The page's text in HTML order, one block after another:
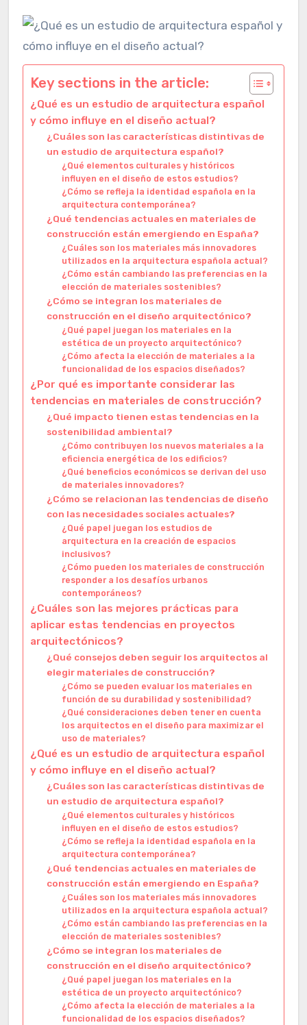
Key sections in the article:
¿Qué es un estudio de arquitectura español
y cómo influye en el diseño actual?
¿Cuáles son las características distintivas de
un estudio de arquitectura español?
¿Qué elementos culturales y históricos
influyen en el diseño de estos estudios?
¿Cómo se refleja la identidad española en la
arquitectura contemporánea?
¿Qué tendencias actuales en materiales de
construcción están emergiendo en España?
¿Cuáles son los materiales más innovadores
utilizados en la arquitectura española actual?
¿Cómo están cambiando las preferencias en la
elección de materiales sostenibles?
¿Cómo se integran los materiales de
construcción en el diseño arquitectónico?
¿Qué papel juegan los materiales en la
estética de un proyecto arquitectónico?
¿Cómo afecta la elección de materiales a la
funcionalidad de los espacios diseñados?
¿Por qué es importante considerar las
tendencias en materiales de construcción?
¿Qué impacto tienen estas tendencias en la
sostenibilidad ambiental?
¿Cómo contribuyen los nuevos materiales a la
eficiencia energética de los edificios?
¿Qué beneficios económicos se derivan del uso
de materiales innovadores?
¿Cómo se relacionan las tendencias de diseño
con las necesidades sociales actuales?
¿Qué papel juegan los estudios de
arquitectura en la creación de espacios
inclusivos?
¿Cómo pueden los materiales de construcción
responder a los desafíos urbanos
contemporáneos?
¿Cuáles son las mejores prácticas para
aplicar estas tendencias en proyectos
arquitectónicos?
¿Qué consejos deben seguir los arquitectos al
elegir materiales de construcción?
¿Cómo se pueden evaluar los materiales en
función de su durabilidad y sostenibilidad?
¿Qué consideraciones deben tener en cuenta
los arquitectos en el diseño para maximizar el
uso de materiales?
¿Qué es un estudio de arquitectura español
y cómo influye en el diseño actual?
¿Cuáles son las características distintivas de
un estudio de arquitectura español?
¿Qué elementos culturales y históricos
influyen en el diseño de estos estudios?
¿Cómo se refleja la identidad española en la
arquitectura contemporánea?
¿Qué tendencias actuales en materiales de
construcción están emergiendo en España?
¿Cuáles son los materiales más innovadores
utilizados en la arquitectura española actual?
¿Cómo están cambiando las preferencias en la
elección de materiales sostenibles?
¿Cómo se integran los materiales de
construcción en el diseño arquitectónico?
¿Qué papel juegan los materiales en la
estética de un proyecto arquitectónico?
¿Cómo afecta la elección de materiales a la
funcionalidad de los espacios diseñados?